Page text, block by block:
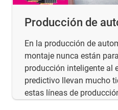
Producción de
En la producción de
montaje nunca están
producción inteligente al
predictivo llevan mucho
estas líneas de